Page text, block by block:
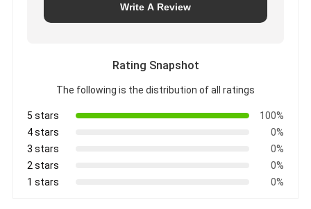
Write A Review
Rating Snapshot
The following is the distribution of all ratings
5 stars
100%
4 stars
0%
3 stars
0%
2 stars
0%
1 stars
0%